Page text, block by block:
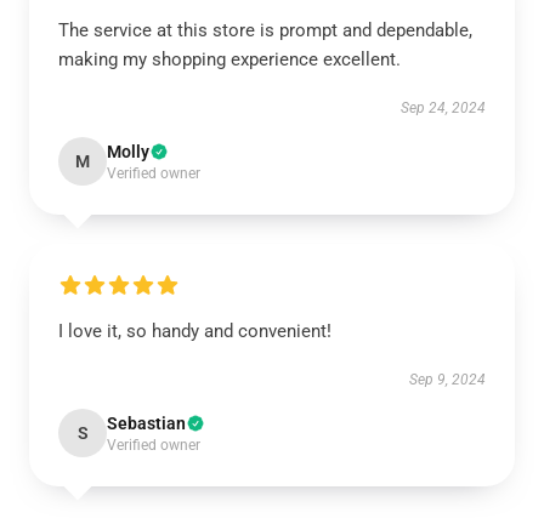
The service at this store is prompt and dependable,
making my shopping experience excellent.
Sep 24, 2024
M Molly
Verified owner
I love it, so handy and convenient!
Sep 9, 2024
S Sebastian
Verified owner